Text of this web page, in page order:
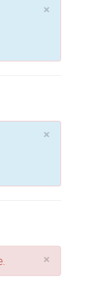
×
×
×